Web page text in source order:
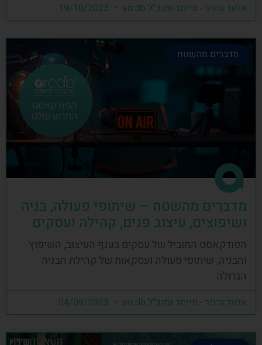
אלעד גרגיר - מייסד ומנכ"ל arcdb
מדברים מהשטח
מדברים מהשטח – שיתופי פעולה, בניה
ושיפוצים, עיצוב פנים, קהילה ועסקים
הפודקאסט המוביל של עסקים בענף העיצוב, השיפוץ
והבניה, שיתופי פעולה ועסקאות של קהילת הבניה
הגדולה
אלעד גרגיר - מייסד ומנכ"ל arcdb